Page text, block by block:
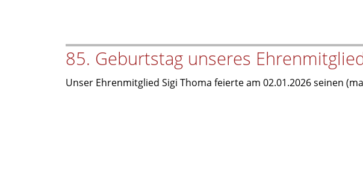
Fit
&
Fun
85. Geburtstag unseres
Unser Ehrenmitglied Sigi Thoma feierte am 02.01.2026 seinen